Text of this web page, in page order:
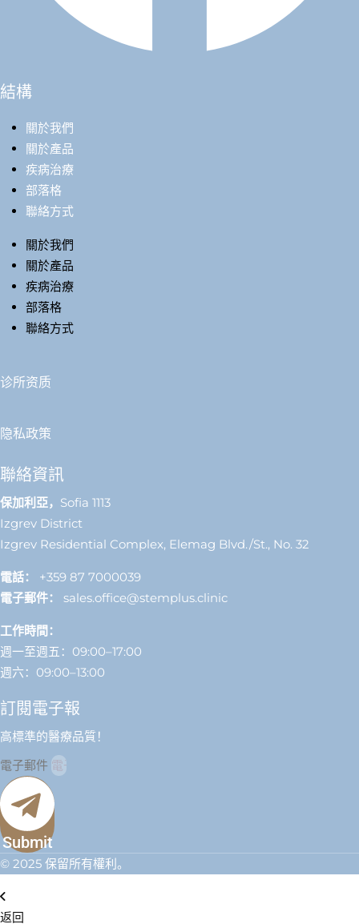
結構
關於我們
關於產品
疾病治療
部落格
聯絡方式
關於我們
關於產品
疾病治療
部落格
聯絡方式
诊所资质
隐私政策
聯絡資訊
保加利亞， Sofia 1113
Izgrev District
Izgrev Residential Complex, Elemag Blvd./St., No. 32
電話：
+359 87 7000039
電子郵件：
sales.office@stemplus.clinic
工作時間：
週一至週五：09:00–17:00
週六：09:00–13:00
訂閱電子報
高標準的醫療品質！
電子郵件
Submit
© 2025 保留所有權利。
返回